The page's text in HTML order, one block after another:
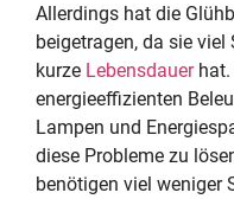
Allerdings hat die
beigetragen, da sie
kurze Lebensdauerhat.
energieeffizienten
Lampen und
diese Probleme zu
benötigen viel weniger